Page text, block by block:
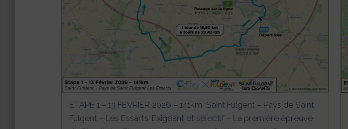
ETAPE 1 – 13 FEVRIER 2026 – 141km Saint Fulgent – Pays de Saint
Fulgent – Les Essarts: Exigeant et sélectif – La première épreuve